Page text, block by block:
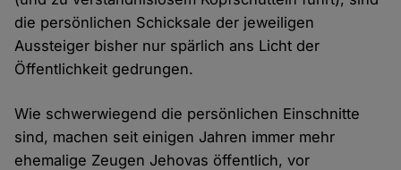
die persönlichen Schicksale der jeweiligen
Aussteiger bisher nur spärlich ans Licht der
Öffentlichkeit gedrungen.
Wie schwerwiegend die persönlichen Einschnitte
sind, machen seit einigen Jahren immer mehr
ehemalige Zeugen Jehovas öffentlich, vor